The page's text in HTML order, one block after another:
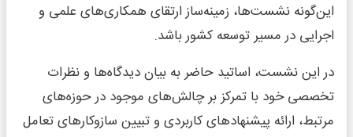
این‌گونه نشست‌ها، زمینه‌ساز ارتقای همکاری‌های علمی و
اجرایی در مسیر توسعه کشور باشد.
در این نشست، اساتید حاضر به بیان دیدگاه‌ها و نظرات
تخصصی خود با تمرکز بر چالش‌های موجود در حوزه‌های
مرتبط، ارائه پیشنهادهای کاربردی و تبیین سازوکارهای تعامل